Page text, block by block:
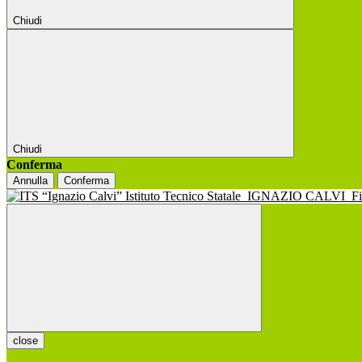
Chiudi
Chiudi
Conferma
Annulla Conferma
Istituto Tecnico Statale IGNAZIO CALVI
close